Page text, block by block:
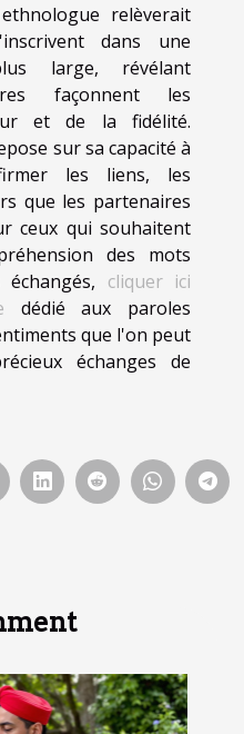
relèverait
dans une
large, révélant
façonnent les
et de la fidélité.
sur sa capacité à
les liens, les
que les partenaires
ceux qui souhaitent
des mots
cliquer ici
dédié aux paroles
que l'on peut
échanges de